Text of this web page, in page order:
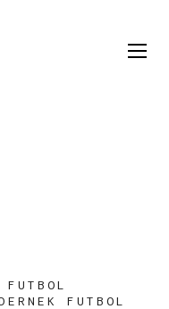
FUTBOL